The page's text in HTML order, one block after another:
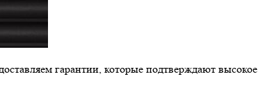
гарантии, которые подтверждают высокое